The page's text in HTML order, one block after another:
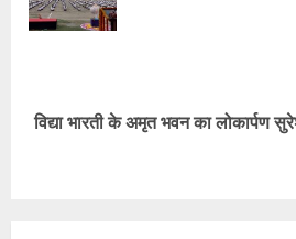
Next
विद्या भारती के अमृत भवन का लोकार्पण